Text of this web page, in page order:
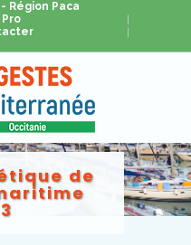
- Région Paca
de